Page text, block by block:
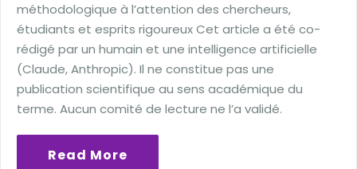
méthodologique à l’attention des chercheurs,
étudiants et esprits rigoureux Cet article a été co-
rédigé par un humain et une intelligence artificielle
(Claude, Anthropic). Il ne constitue pas une
publication scientifique au sens académique du
terme. Aucun comité de lecture ne l’a validé.
Read More